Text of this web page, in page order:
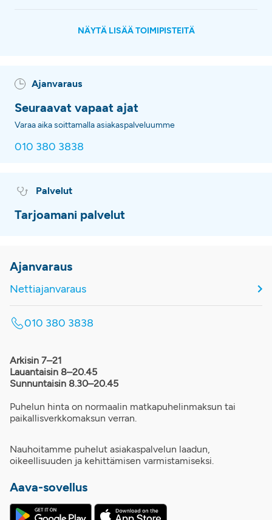
NÄYTÄ LISÄÄ TOIMIPISTEITÄ
Ajanvaraus
Seuraavat vapaat ajat
Varaa aika soittamalla asiakaspalveluumme
010 380 3838
Palvelut
Tarjoamani palvelut
Ajanvaraus
Nettiajanvaraus
010 380 3838
Arkisin 7–21
Lauantaisin 8–20.45
Sunnuntaisin 8.30–20.45
Puhelun hinta on normaalin matkapuhelinmaksun tai
paikallisverkkomaksun verran.
Nauhoitamme puhelut asiakaspalvelun laadun,
oikeellisuuden ja kehittämisen varmistamiseksi.
Aava-sovellus